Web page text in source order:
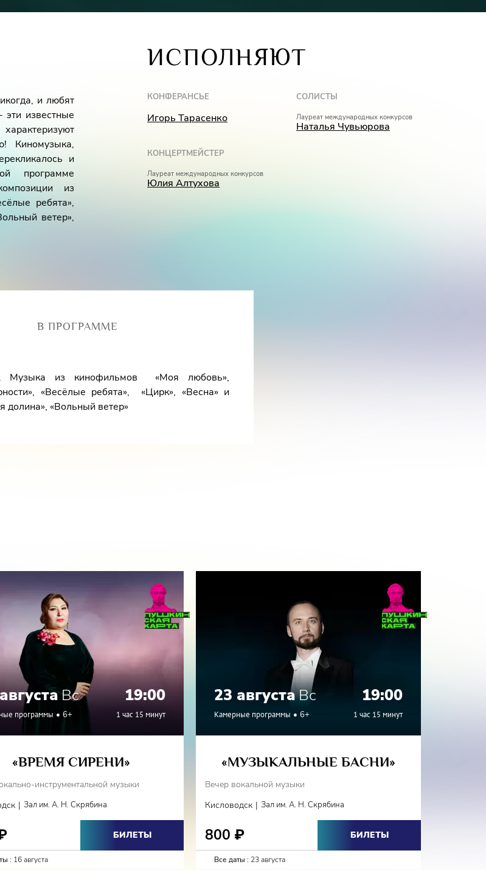
и любят
известные
Киномузыка,
и
программе
из
ребята»,
ветер»,
ИСПОЛНЯЮТ
КОНФЕРАНСЬЕ
Игорь Тарасенко
СОЛИСТЫ
Лауреат международных конкурсов
Наталья Чувьюрова
КОНЦЕРТМЕЙСТЕР
Лауреат международных конкурсов
Юлия Алтухова
В ПРОГРАММЕ
Музыка из кинофильмов «Моя любовь»,
«Весёлые ребята», «Цирк», «Весна» и
долина», «Вольный ветер»
Вс 19:00
программы 6+ 1 час 15 минут
«ВРЕМЯ СИРЕНИ»
инструментальной музыки
| Зал им. А. Н. Скрябина
БИЛЕТЫ
: 16 августа
23 августаВс 19:00
Камерные программы 6+ 1 час 15 минут
«МУЗЫКАЛЬНЫЕ БАСНИ»
Вечер вокальной музыки
Кисловодск | Зал им. А. Н. Скрябина
800 ₽ БИЛЕТЫ
Все даты : 23 августа